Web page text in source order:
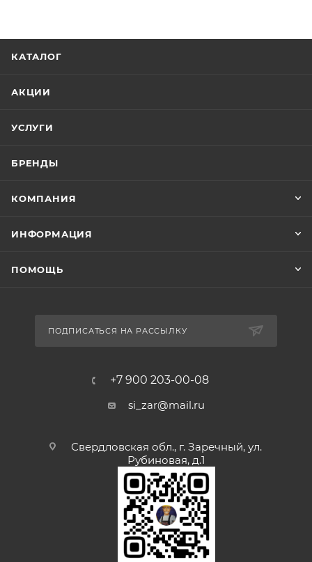
КАТАЛОГ
АКЦИИ
УСЛУГИ
БРЕНДЫ
КОМПАНИЯ
ИНФОРМАЦИЯ
ПОМОЩЬ
ПОДПИСАТЬСЯ НА РАССЫЛКУ
+7 900 203-00-08
si_zar@mail.ru
Свердловская обл., г. Заречный, ул.
Рубиновая, д.1